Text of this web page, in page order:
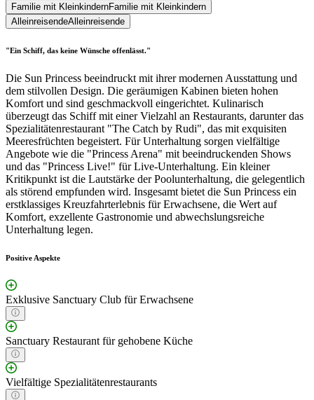
Familie mit KleinkindernFamilie mit Kleinkindern
AlleinreisendeAlleinreisende
"Ein Schiff, das keine Wünsche offenlässt."
Die Sun Princess beeindruckt mit ihrer modernen Ausstattung und
dem stilvollen Design. Die geräumigen Kabinen bieten hohen
Komfort und sind geschmackvoll eingerichtet. Kulinarisch
überzeugt das Schiff mit einer Vielzahl an Restaurants, darunter das
Spezialitätenrestaurant "The Catch by Rudi", das mit exquisiten
Meeresfrüchten begeistert. Für Unterhaltung sorgen vielfältige
Angebote wie die "Princess Arena" mit beeindruckenden Shows
und das "Princess Live!" für Live-Unterhaltung. Ein kleiner
Kritikpunkt ist die Lautstärke der Poolunterhaltung, die gelegentlich
als störend empfunden wird. Insgesamt bietet die Sun Princess ein
erstklassiges Kreuzfahrterlebnis für Erwachsene, die Wert auf
Komfort, exzellente Gastronomie und abwechslungsreiche
Unterhaltung legen.
Positive Aspekte
Exklusive Sanctuary Club für Erwachsene
Sanctuary Restaurant für gehobene Küche
Vielfältige Spezialitätenrestaurants